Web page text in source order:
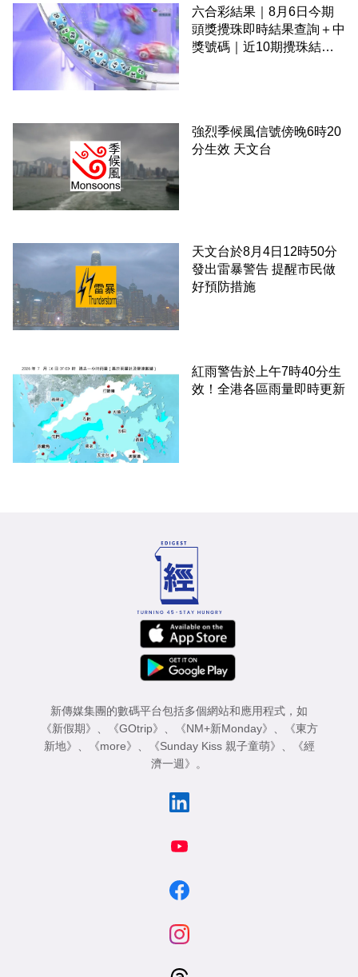
六合彩結果｜8月6日今期
頭獎攪珠即時結果查詢＋中
獎號碼｜近10期攪珠結果
強烈季候風信號傍晚6時20
分生效 天文台
天文台於8月4日12時50分
發出雷暴警告 提醒市民做
好預防措施
紅雨警告於上午7時40分生
效！全港各區雨量即時更新
新傳媒集團的數碼平台包括多個網站和應用程式，如
《新假期》 、 《GOtrip》 、 《NM+新Monday》 、
《東方
新地》 、 《more》 、 《Sunday Kiss 親子童萌》 、
《經
濟一週》 。